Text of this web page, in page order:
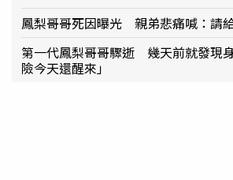
鳳梨哥哥死因曝光 親弟悲痛喊：請
第一代鳳梨哥哥驟逝 幾天前就發現
險今天還醒來」